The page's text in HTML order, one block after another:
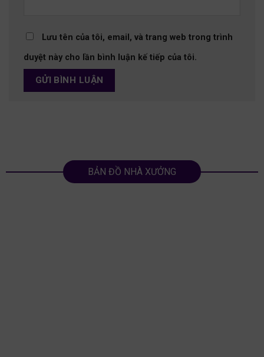
Lưu tên của tôi, email, và trang web trong trình
duyệt này cho lần bình luận kế tiếp của tôi.
BẢN ĐỒ NHÀ XƯỞNG